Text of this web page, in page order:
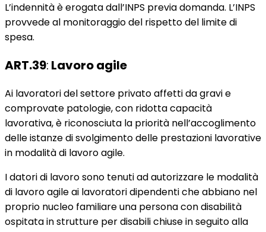
L’indennità è erogata dall’INPS previa domanda. L’INPS
provvede al monitoraggio del rispetto del limite di
spesa.
ART.39: Lavoro agile
Ai lavoratori del settore privato affetti da gravi e
comprovate patologie, con ridotta capacità
lavorativa, è riconosciuta la priorità nell’accoglimento
delle istanze di svolgimento delle prestazioni lavorative
in modalità di lavoro agile.
I datori di lavoro sono tenuti ad autorizzare le modalità
di lavoro agile ai lavoratori dipendenti che abbiano nel
proprio nucleo familiare una persona con disabilità
ospitata in strutture per disabili chiuse in seguito alla